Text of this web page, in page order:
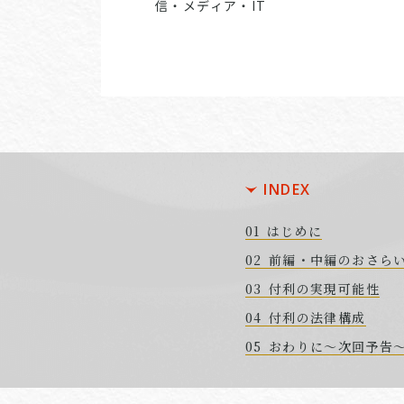
信・メディア・IT
INDEX
はじめに
前編・中編のおさら
付利の実現可能性
付利の法律構成
おわりに～次回予告